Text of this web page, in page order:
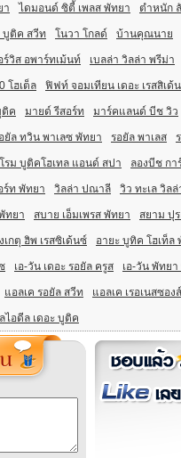
า ไดมอนด์ ซิตี้ เพลส พัทยา ตำหนัก
บูติค สวีท โนวา โกลด์ บ้านคุณนาย
ร์วิส อพาร์ทเม้นท์ เบลล่า วิลล่า พรีม่า
โฮเต็ล ฟิฟท์ จอมเทียน เดอะ เรสสิเด้
ค มายด์ รีสอร์ท มาร์คแลนด์ บีช วิว
ยัล ทวิน พาเลซ พัทยา รอยัล พาเลส
โรม บูติคโฮเทล แอนด์ สปา ลองบีช กา
ร์ท พัทยา วิลล่า ปณาลี วิว ทะเล วิลล่
ทยา สบาย เอ็มเพรส พัทยา สยาม ปุ
เกตุ ฮิพ เรสซิเด้นซ์ อายะ บูทิค โฮเท็ล
เอ-วัน เดอะ รอยัล ครูส เอ-วัน พัทย
แอลเค รอยัล สวีท แอลเค เรอเนสซองส์
ไอดีล เดอะ บูติค